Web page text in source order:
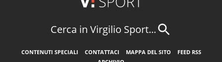
Cerca in Virgilio Sport...
CONTENUTI SPECIALI CONTATTACI MAPPA DEL SITO
FEED RSS